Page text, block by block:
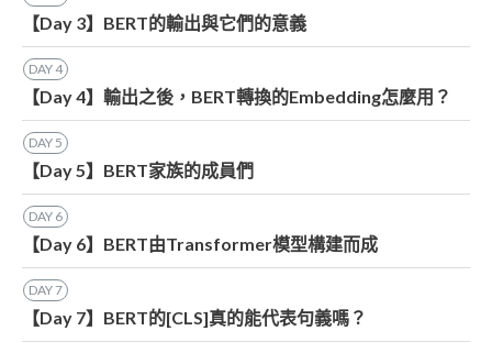
【Day 3】BERT的輸出與它們的意義
DAY4
【Day 4】輸出之後，BERT轉換的Embedding怎麼用？
DAY5
【Day 5】BERT家族的成員們
DAY 6
【Day 6】BERT由Transformer模型構建而成
DAY7
【Day 7】BERT的[CLS]真的能代表句義嗎？